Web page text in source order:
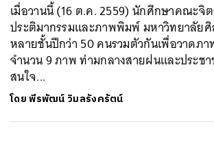
เมื่อวานนี้ (16 ต.ค. 2559) นักศึกษาคณะจิ
ประติมากรรมและภาพพิมพ์ มหาวิทยาลัย
หลายชั้นปีกว่า 50 คนรวมตัวกันเพื่อวาดภา
จำนวน 9 ภาพ ท่ามกลางสายฝนและประช
สนใจ...
โดยพีรพัฒน์ วิมลรังครัตน์